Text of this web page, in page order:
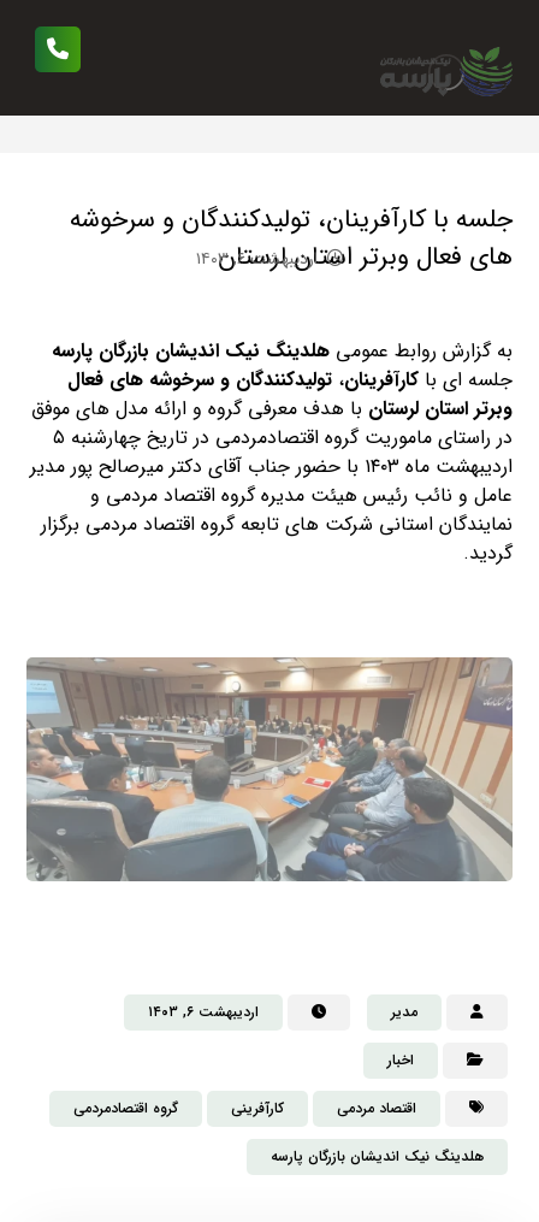
جلسه با کارآفرینان، تولیدکنندگان و سرخوشه
های فعال و‌برتر استان لرستان
اردیبهشت ۶, ۱۴۰۳
به گزارش روابط عمومیهلدینگ نیک اندیشان بازرگان پارسه
جلسه ای با کارآفرینان،تولیدکنندگان و سرخوشه های فعال
و‌برتر استان لرستان با هدف معرفی گروه و ارائه مدل‌ های موفق
در راستای ماموریت گروه اقتصادمردمی در تاریخ چهارشنبه ۵
اردیبهشت ماه ۱۴۰۳ با حضور جناب آقای دکتر میرصالح پور مدیر
عامل و نائب رئیس هیئت مدیره گروه اقتصاد مردمی و
نمایندگان استانی شرکت های تابعه گروه اقتصاد مردمی برگزار
گردید.
مدیر اردیبهشت ۶, ۱۴۰۳
اخبار
اقتصاد مردمی کارآفرینی گروه اقتصادمردمی
هلدینگ نیک اندیشان بازرگان پارسه